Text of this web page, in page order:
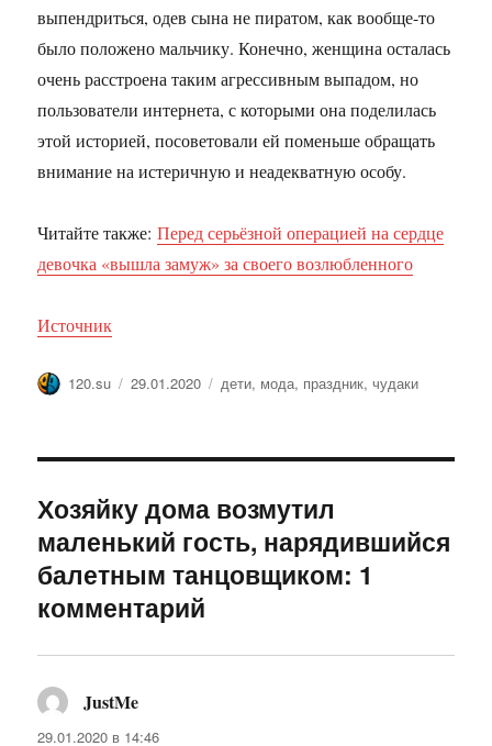
выпендриться, одев сына не пиратом, как вообще-то
было положено мальчику. Конечно, женщина осталась
очень расстроена таким агрессивным выпадом, но
пользователи интернета, с которыми она поделилась
этой историей, посоветовали ей поменьше обращать
внимание на истеричную и неадекватную особу.
Читайте также:Перед серьёзной операцией на сердце
девочка «вышла замуж» за своего возлюбленного
Источник
Автор
120.su Опубликовано
29.01.2020 Метки
дети, мода, праздник,чудаки
Хозяйку дома возмутил
маленький гость, нарядившийся
балетным танцовщиком: 1
комментарий
JustMe
29.01.2020 в 14:46